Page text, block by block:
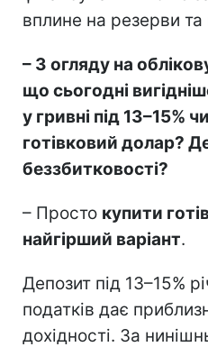
вплине на резерви та
– З огляду на
що сьогодні
у гривні під 13–15%
готівковий долар?
беззбитковості?
– Просто купити
найгірший варіант.
Депозит під 13–15%
податків дає
дохідності. За